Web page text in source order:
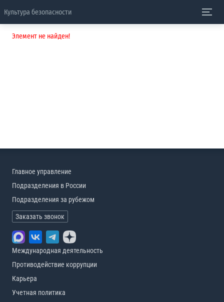
Культура безопасности
Элемент не найден!
Главное управление
Подразделения в России
Подразделения за рубежом
Заказать звонок
Международная деятельность
Противодействие коррупции
Карьера
Учетная политика